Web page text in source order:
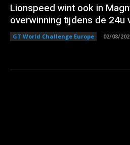
Lionspeed wint ook in
overwinning tijdens de 24u
GT World Challenge Europe 02/08/